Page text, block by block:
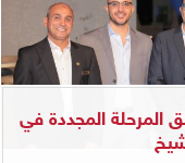
المرحلة المجددة في